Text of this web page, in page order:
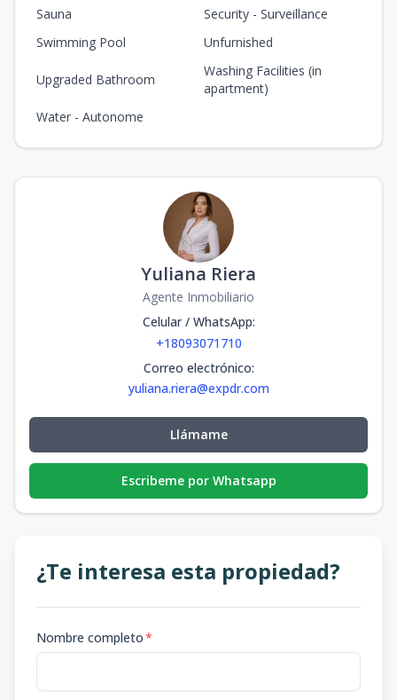
Sauna
Security - Surveillance
Swimming Pool
Unfurnished
Upgraded Bathroom
Washing Facilities (in
apartment)
Water - Autonome
Yuliana Riera
Agente Inmobiliario
Celular / WhatsApp:
+18093071710
Correo electrónico:
yuliana.riera@expdr.com
Llámame
Escribeme por Whatsapp
¿Te interesa esta propiedad?
Nombre completo*